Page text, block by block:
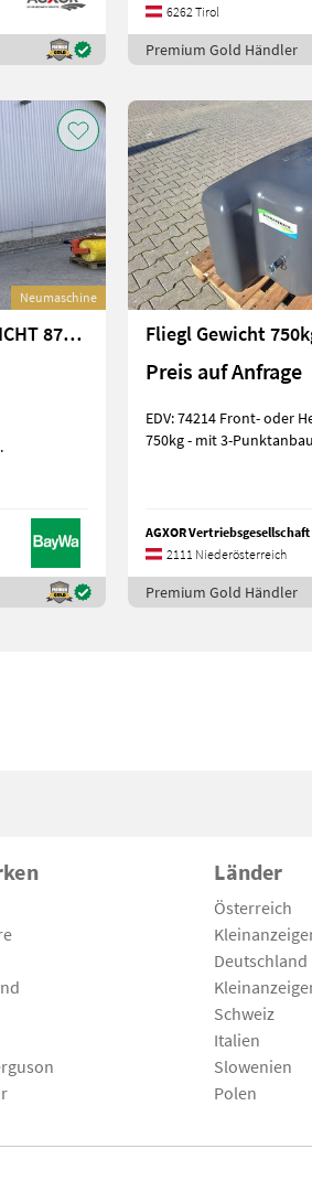
6262 Tirol
Premium Gold Händler
Neumaschine
Fendt GEBR.FRONTGEWICHT 870 KG FENDT Fliegl Gewicht
Preis auf Anfrage
EDV: 74214 Front- oder Heckgewicht - mit
750kg - mit 3-
AGXOR
2111 Niederösterreich
Premium Gold Händler
Länder
Österreich
Deutschland
Schweiz
Italien
Slowenien
Polen